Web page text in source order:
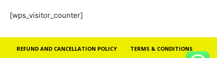
[wps_visitor_counter]
REFUND AND CANCELLATION POLICY TERMS & CONDITIONS